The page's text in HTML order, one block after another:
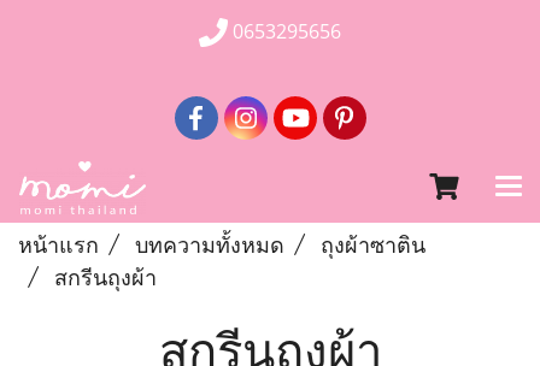
0653295656
หน้าแรก บทความทั้งหมด
ถุงผ้าซาติน
สกรีนถุงผ้า
สกรีนถุงผ้า